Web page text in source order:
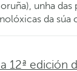
unha das
da súa
12ª edición